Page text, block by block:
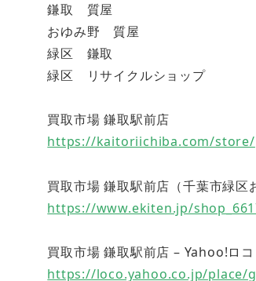
鎌取 質屋
おゆみ野 質屋
緑区 鎌取
緑区 リサイクルショップ
買取市場 鎌取駅前店
https://kaitoriichiba.com/store/
買取市場 鎌取駅前店（千葉市緑
https://www.ekiten.jp/
買取市場 鎌取駅前店 – Yahoo!ロコ
https://loco.yahoo.co.jp/place/